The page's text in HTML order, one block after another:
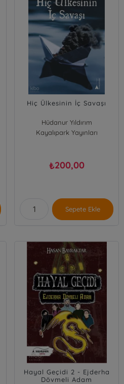
Hiç Ülkesinin İç Savaşı
Hüdanur Yıldırım
Kayalıpark Yayınları
₺200,00
Sepete Ekle
Hayal Geçidi 2 - Ejderha
Dövmeli Adam